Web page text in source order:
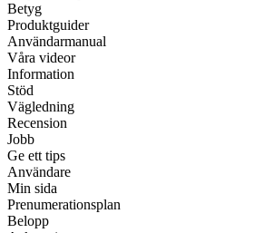
Betyg
Produktguider
Användarmanual
Våra videor
Information
Stöd
Vägledning
Recension
Jobb
Ge ett tips
Användare
Min sida
Prenumerationsplan
Belopp